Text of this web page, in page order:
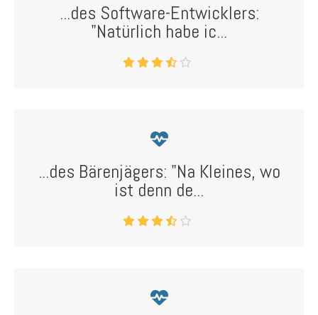
...des Software-Entwicklers:
"Natürlich habe ic...
...des Bärenjägers: "Na Kleines, wo
ist denn de...